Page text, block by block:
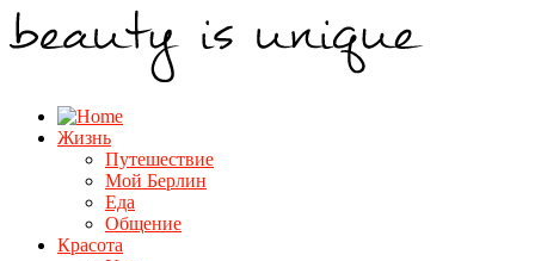
Жизнь
Путешествие
Мой Берлин
Еда
Общение
Красота